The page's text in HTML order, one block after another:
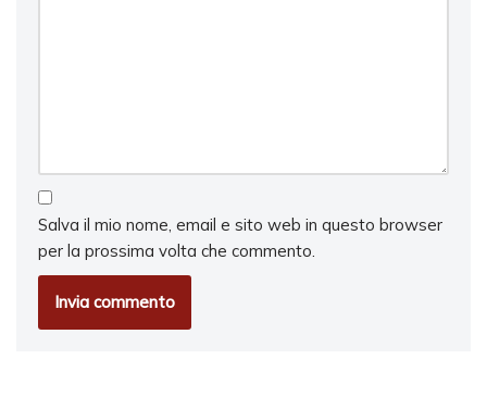
Salva il mio nome, email e sito web in questo browser
per la prossima volta che commento.